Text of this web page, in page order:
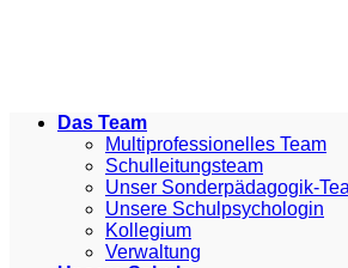
Das Team
Multiprofessionelles Team
Schulleitungsteam
Unser Sonderpädagogik-
Unsere Schulpsychologin
Kollegium
Verwaltung